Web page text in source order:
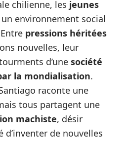
chilienne, les jeunes
environnement social
pressions héritées
nouvelles, leur
d’une société
la mondialisation.
raconte une
tous partagent une
machiste, désir
d’inventer de nouvelles